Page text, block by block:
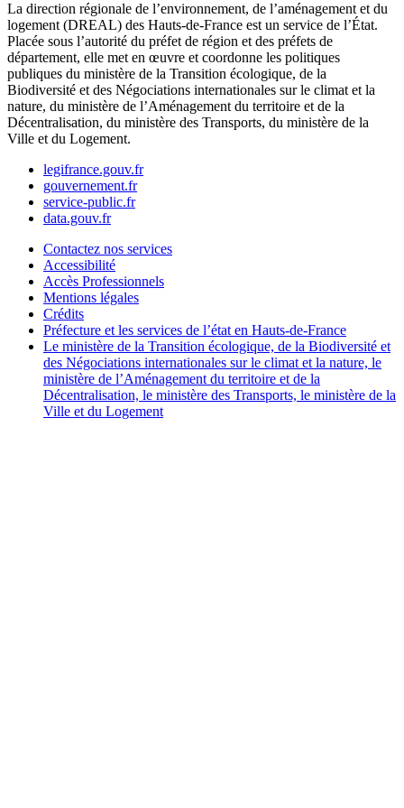
La direction régionale de l’environnement, de l’aménagement et du
logement (DREAL) des Hauts-de-France est un service de l’État.
Placée sous l’autorité du préfet de région et des préfets de
département, elle met en œuvre et coordonne les politiques
publiques du ministère de la Transition écologique, de la
Biodiversité et des Négociations internationales sur le climat et la
nature, du ministère de l’Aménagement du territoire et de la
Décentralisation, du ministère des Transports, du ministère de la
Ville et du Logement.
legifrance.gouv.fr
gouvernement.fr
service-public.fr
data.gouv.fr
Contactez nos services
Accessibilité
Accès Professionnels
Mentions légales
Crédits
Préfecture et les services de l’état en Hauts-de-France
Le ministère de la Transition écologique, de la Biodiversité et
des Négociations internationales sur le climat et la nature, le
ministère de l’Aménagement du territoire et de la
Décentralisation, le ministère des Transports, le ministère de la
Ville et du Logement